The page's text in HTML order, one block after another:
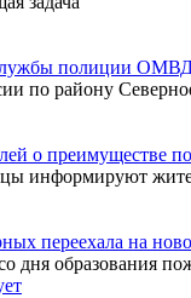
полиции ОМВД
району Северное
преимуществе
переехала на
дня образования